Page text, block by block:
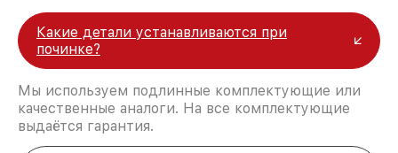
Какие детали устанавливаются при
починке?
Мы используем подлинные комплектующие или
качественные аналоги. На все комплектующие
выдаётся гарантия.